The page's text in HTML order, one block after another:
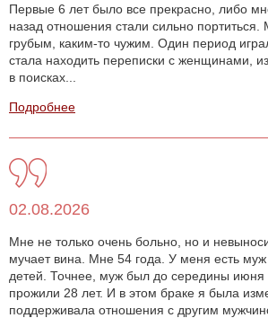
Первые 6 лет было все прекрасно, либо
назад отношения стали сильно портиться.
грубым, каким-то чужим. Один период
стала находить переписки с женщинами,
в поисках...
Подробнее
02.08.2026
Мне не только очень больно, но и
мучает вина. Мне 54 года. У меня есть
детей. Точнее, муж был до середины
прожили 28 лет. И в этом браке я была
поддерживала отношения с другим